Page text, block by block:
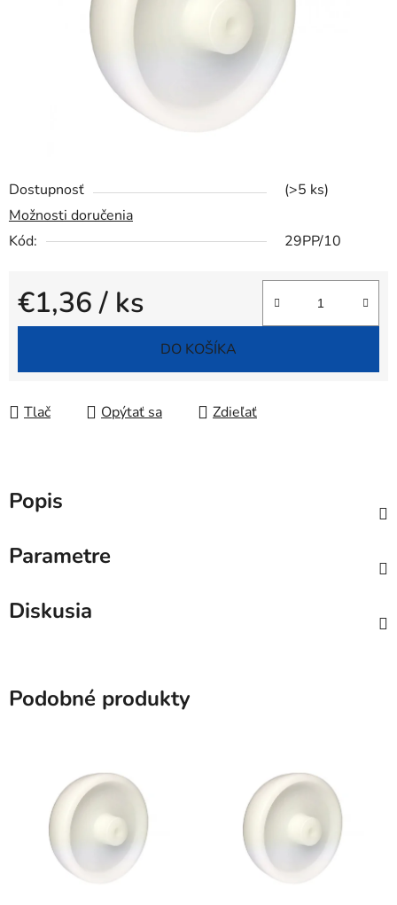
Dostupnosť
(>5 ks)
Možnosti doručenia
Kód:
29PP/10
€1,36/ ks
Jednotková cena:
DO KOŠÍKA
Tlač Opýtať sa Zdieľať
Popis
Parametre
Diskusia
Podobné produkty